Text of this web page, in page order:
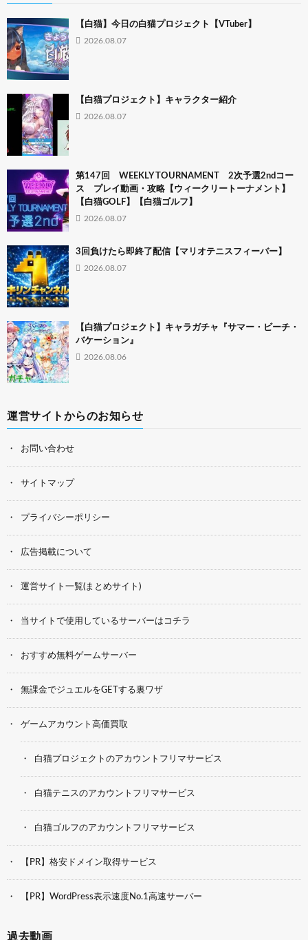
【白猫】今日の白猫プロジェクト【VTuber】
2026.08.07
【白猫プロジェクト】キャラクター紹介
2026.08.07
第147回 WEEKLY TOURNAMENT 2次予選2ndコー
ス プレイ動画・攻略【ウィークリートーナメント】
【白猫GOLF】【白猫ゴルフ】
2026.08.07
3回負けたら即終了配信【マリオテニスフィーバー】
2026.08.07
【白猫プロジェクト】キャラガチャ『サマー・ビーチ・
バケーション』
2026.08.06
運営サイトからのお知らせ
お問い合わせ
サイトマップ
プライバシーポリシー
広告掲載について
運営サイト一覧(まとめサイト)
当サイトで使用しているサーバーはコチラ
おすすめ無料ゲームサーバー
無課金でジュエルをGETする裏ワザ
ゲームアカウント高価買取
白猫プロジェクトのアカウントフリマサービス
白猫テニスのアカウントフリマサービス
白猫ゴルフのアカウントフリマサービス
【PR】格安ドメイン取得サービス
【PR】WordPress表示速度No.1高速サーバー
過去動画